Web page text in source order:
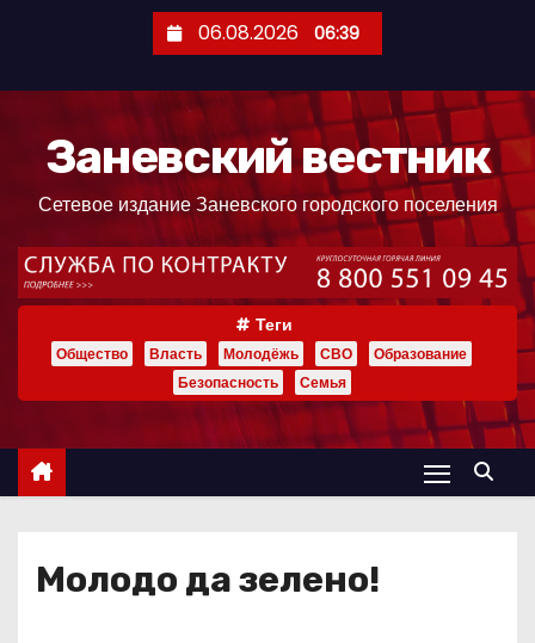
ж
06.08.2026 06:39
Заневский вестник
Сетевое издание Заневского городского поселения
Теги
Общество Власть Молодёжь СВО
Образование
Безопасность
Семья
Молодо да зелено!